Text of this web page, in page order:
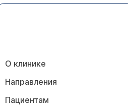
О клинике
Направления
Пациентам